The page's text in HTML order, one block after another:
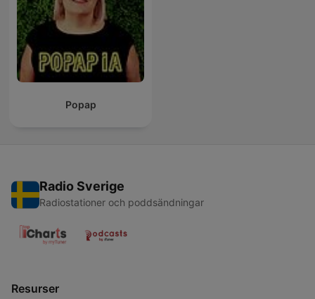
Popap
Radio Sverige
Radiostationer och poddsändningar
Resurser